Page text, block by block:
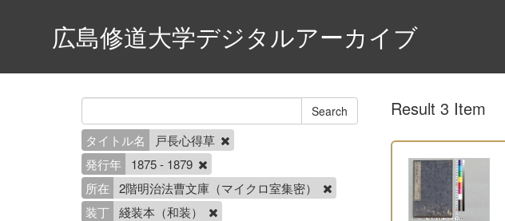
広島修道大学デジタルアーカイブ
タイトル名
戸長心得草
発行年
1875 - 1879
所在
2階明治法曹文庫（マイクロ室集密）
装丁 綫装本（和装）
Result 3 Item